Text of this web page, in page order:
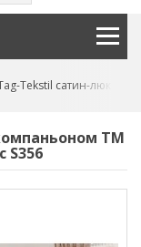
Tekstil сатин-люкс
TM
S356